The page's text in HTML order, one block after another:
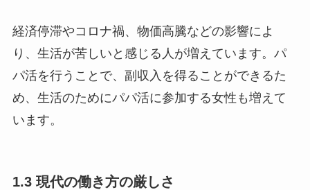
経済停滞やコロナ禍、物価高騰などの影響によ
り、生活が苦しいと感じる人が増えています。パ
パ活を行うことで、副収入を得ることができるた
め、生活のためにパパ活に参加する女性も増えて
います。
1.3 現代の働き方の厳しさ